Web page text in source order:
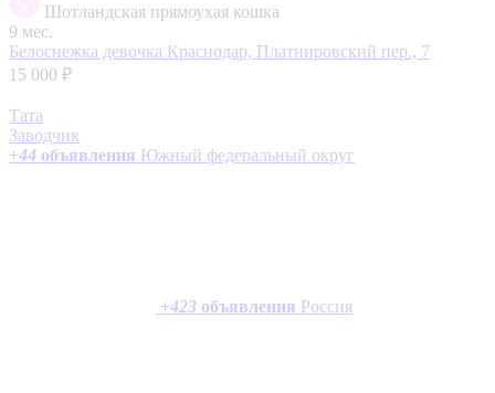
Шотландская прямоухая кошка
9 мес.
Белоснежка девочка Краснодар, Платнировский пер., 7
15 000 ₽
Тата
Заводчик
+44 объявления Южный федеральный округ
+423 объявления Россия